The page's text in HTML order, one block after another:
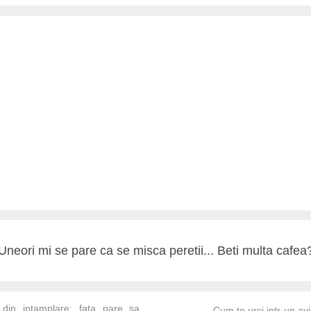
mi se pare ca se misca peretii... Beti multa
intamplare: fata pare sa